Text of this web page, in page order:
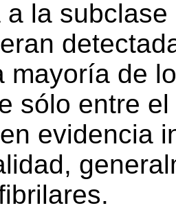
a la
mayoría de
sólo entre
evidencia